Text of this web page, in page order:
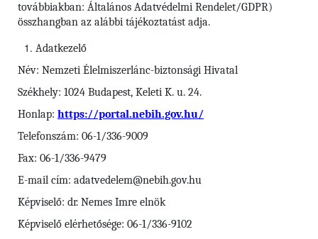
továbbiakban: Általános Adatvédelmi Rendelet/GDPR)
összhangban az alábbi tájékoztatást adja.
Adatkezelő
Név: Nemzeti Élelmiszerlánc-biztonsági Hivatal
Székhely: 1024 Budapest, Keleti K. u. 24.
Honlap: https://portal.nebih.gov.hu/
Telefonszám: 06-1/336-9009
Fax: 06-1/336-9479
E-mail cím: adatvedelem@nebih.gov.hu
Képviselő: dr. Nemes Imre elnök
Képviselő elérhetősége: 06-1/336-9102